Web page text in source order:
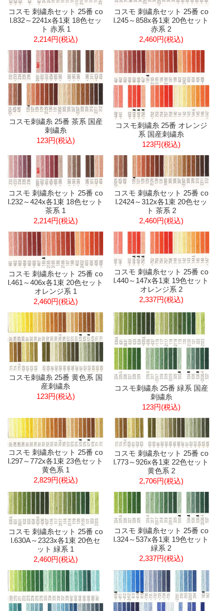
コスモ 刺繍糸セット 25番 co
l.832～2241x各1束 18色セッ
ト 赤系 1
2,214円(税込)
コスモ 刺繍糸セット 25番 co
l.245～858x各1束 20色セット
赤系 2
2,460円(税込)
コスモ刺繍糸 25番 茶系 国産
刺繍糸
123円(税込)
コスモ刺繍糸 25番 オレンジ
系 国産刺繍糸
123円(税込)
コスモ 刺繍糸セット 25番 co
l.232～424x各1束 18色セット
茶系 1
2,214円(税込)
コスモ 刺繍糸セット 25番 co
l.2424～312x各1束 20色セッ
ト 茶系 2
2,460円(税込)
コスモ 刺繍糸セット 25番 co
l.461～406x各1束 20色セット
オレンジ系 1
2,460円(税込)
コスモ 刺繍糸セット 25番 co
l.440～147x各1束 19色セット
オレンジ系 2
2,337円(税込)
コスモ刺繍糸 25番 黄色系 国
産刺繍糸
123円(税込)
コスモ刺繍糸 25番 緑系 国産
刺繍糸
123円(税込)
コスモ 刺繍糸セット 25番 co
l.297～772x各1束 23色セット
黄色系 1
2,829円(税込)
コスモ 刺繍糸セット 25番 co
l.773～926x各1束 22色セット
黄色系 2
2,706円(税込)
コスモ 刺繍糸セット 25番 co
l.630A～2323x各1束 20色セ
ット 緑系 1
2,460円(税込)
コスモ 刺繍糸セット 25番 co
l.324～537x各1束 19色セット
緑系 2
2,337円(税込)